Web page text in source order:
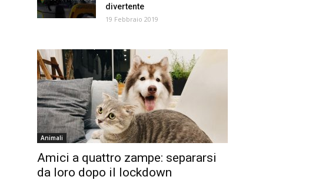
divertente
19 Febbraio 2019
Animali
Amici a quattro zampe: separarsi
da loro dopo il lockdown